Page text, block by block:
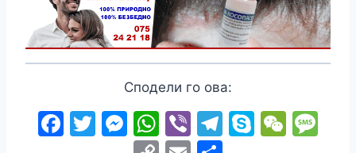
Сподели го ова:
F T M W Vi T S W